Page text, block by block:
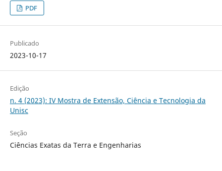
PDF
Publicado
2023-10-17
Edição
n. 4 (2023): IV Mostra de Extensão, Ciência e Tecnologia da
Unisc
Seção
Ciências Exatas da Terra e Engenharias